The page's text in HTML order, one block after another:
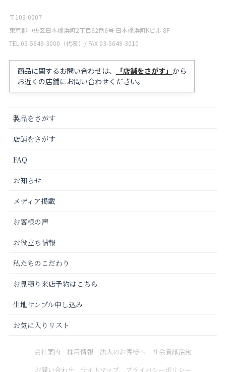
〒103-0007
東京都中央区日本橋浜町2丁目62番6号 日本橋浜町Kビル 8F
TEL 03-5649-3000（代表）/ FAX 03-5649-3010
商品に関するお問い合わせは、 「店舗をさがす」 から
お近くの店舗にお問い合わせください。
製品をさがす
店舗をさがす
FAQ
お知らせ
メディア掲載
お客様の声
お役立ち情報
私たちのこだわり
お見積り来店予約はこちら
生地サンプル申し込み
お気に入りリスト
会社案内 採用情報 法人のお客様へ
社会貢献活動
お問い合わせ
サイトマップ プライバシーポリシー